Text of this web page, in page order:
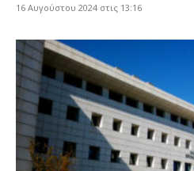
16 Αυγούστου 2024 στις 13:16